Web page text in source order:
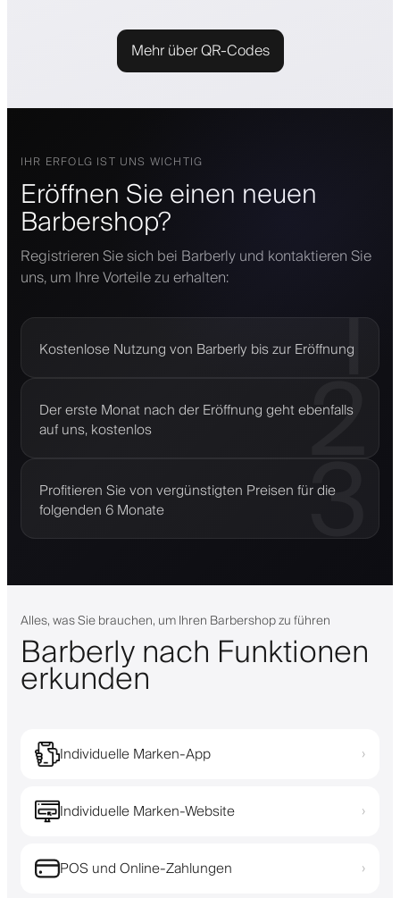
Mehr über QR-Codes
IHR ERFOLG IST UNS WICHTIG
Eröffnen Sie einen neuen
Barbershop?
Registrieren Sie sich bei Barberly und kontaktieren Sie
uns, um Ihre Vorteile zu erhalten:
Kostenlose Nutzung von Barberly bis zur Eröffnung
1
Der erste Monat nach der Eröffnung geht ebenfalls
auf uns, kostenlos
2
Profitieren Sie von vergünstigten Preisen für die
folgenden 6 Monate
3
Alles, was Sie brauchen, um Ihren Barbershop zu führen
Barberly nach Funktionen
erkunden
Individuelle Marken-App ›
Individuelle Marken-Website ›
POS und Online-Zahlungen ›